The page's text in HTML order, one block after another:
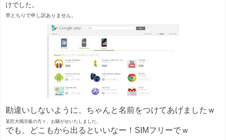
けでした。
早とちりで申し訳ありません。
勘違いしないように、ちゃんと名前をつけてあげましたｗ
某巨大掲示板の方々、お騒がせいたしました。
でも、どこもから出るといいなー！SIMフリーでｗ